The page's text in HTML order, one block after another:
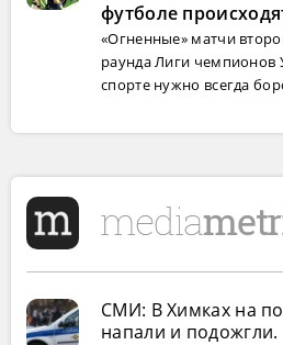
футболе
«Огненные» матчи
раунда Лиги чемпионов
спорте нужно всегда
СМИ: В Химках на
напали и подожгли.